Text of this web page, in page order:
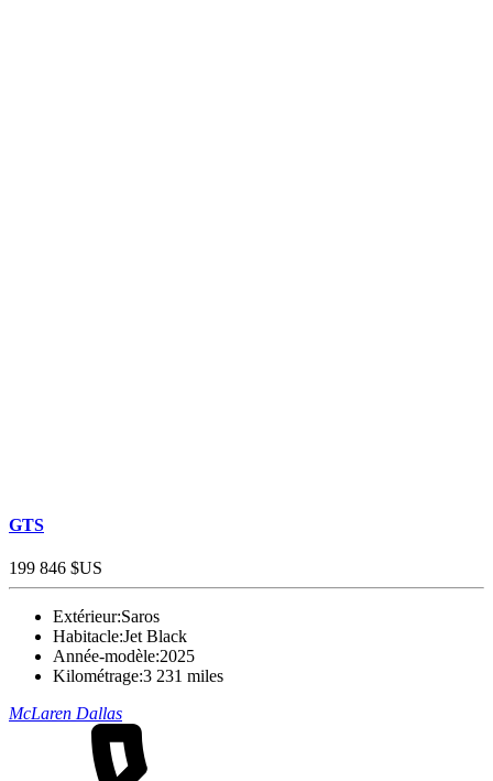
GTS
199 846 $US
Extérieur:Saros
Habitacle:Jet Black
Année-modèle:2025
Kilométrage:3 231 miles
McLaren Dallas